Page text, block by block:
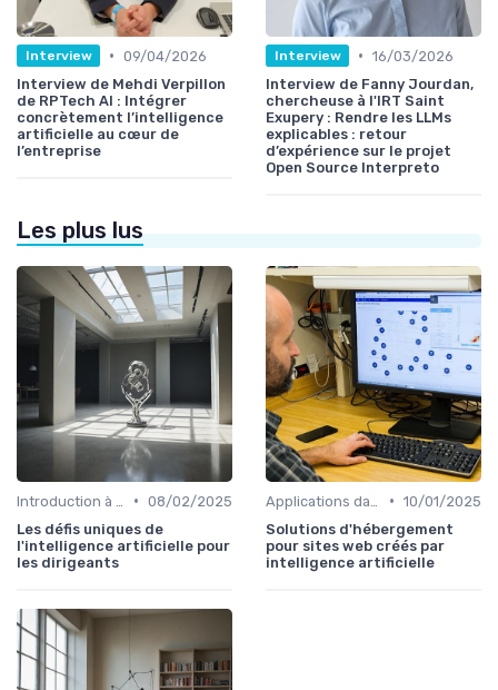
Interview • 09/04/2026
Interview de Mehdi Verpillon
de RPTech AI : Intégrer
concrètement l’intelligence
artificielle au cœur de
l’entreprise
Interview • 16/03/2026
Interview de Fanny Jourdan,
chercheuse à l'IRT Saint
Exupery : Rendre les LLMs
explicables : retour
d’expérience sur le projet
Open Source Interpreto
Les plus lus
• 08/02/2025
Les défis uniques de
l'intelligence artificielle pour
les dirigeants
• 10/01/2025
Solutions d'hébergement
pour sites web créés par
intelligence artificielle